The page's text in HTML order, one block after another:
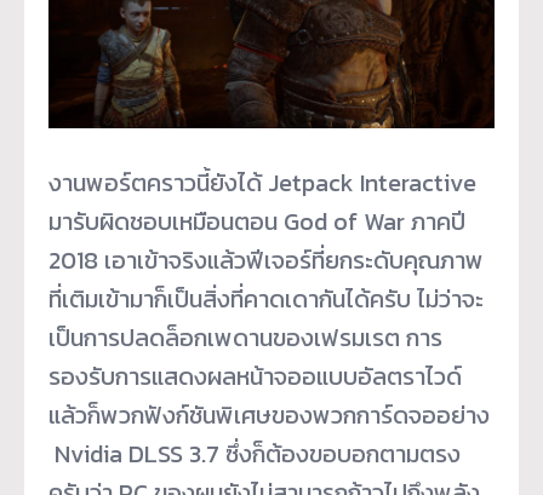
งานพอร์ตคราวนี้ยังได้ Jetpack Interactive
มารับผิดชอบเหมือนตอน God of War ภาคปี
2018 เอาเข้าจริงแล้วฟีเจอร์ที่ยกระดับคุณภาพ
ที่เติมเข้ามาก็เป็นสิ่งที่คาดเดากันได้ครับ ไม่ว่าจะ
เป็นการปลดล็อกเพดานของเฟรมเรต การ
รองรับการแสดงผลหน้าจออแบบอัลตราไวด์
แล้วก็พวกฟังก์ชันพิเศษของพวกการ์ดจออย่าง
Nvidia DLSS 3.7 ซึ่งก็ต้องขอบอกตามตรง